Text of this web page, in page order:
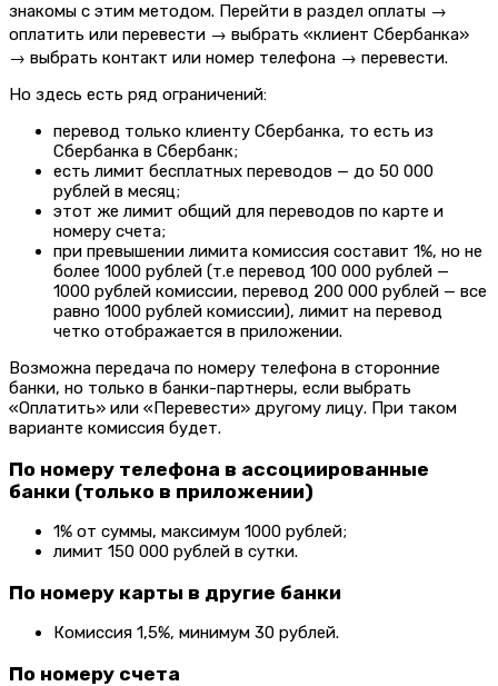
знакомы с этим методом. Перейти в раздел оплаты →
оплатить или перевести → выбрать «клиент Сбербанка»
→ выбрать контакт или номер телефона → перевести.
Но здесь есть ряд ограничений:
перевод только клиенту Сбербанка, то есть из
Сбербанка в Сбербанк;
есть лимит бесплатных переводов — до 50 000
рублей в месяц;
этот же лимит общий для переводов по карте и
номеру счета;
при превышении лимита комиссия составит 1%, но не
более 1000 рублей (т.е перевод 100 000 рублей —
1000 рублей комиссии, перевод 200 000 рублей — все
равно 1000 рублей комиссии), лимит на перевод
четко отображается в приложении.
Возможна передача по номеру телефона в сторонние
банки, но только в банки-партнеры, если выбрать
«Оплатить» или «Перевести» другому лицу. При таком
варианте комиссия будет.
По номеру телефона в ассоциированные
банки (только в приложении)
1% от суммы, максимум 1000 рублей;
лимит 150 000 рублей в сутки.
По номеру карты в другие банки
Комиссия 1,5%, минимум 30 рублей.
По номеру счета